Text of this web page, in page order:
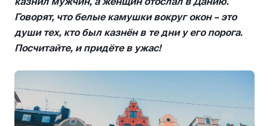
Говорят, что белые камушки вокруг окон – это
души тех, кто был казнён в те дни у его порога.
Посчитайте, и придёте в ужас!